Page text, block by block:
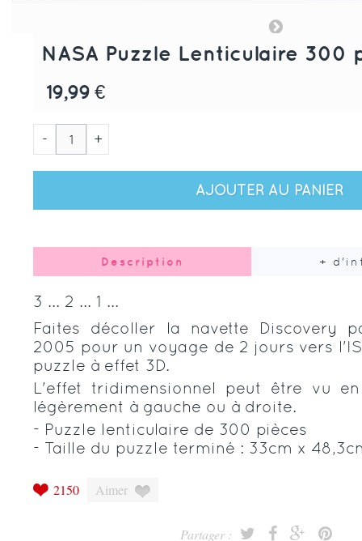
NASA Puzzle Lenticulaire 300
19,99 €
- +
AJOUTER AU PANIER
Description +
3 ... 2 ... 1 ...
Faites décoller la navette Discovery
2005 pour un voyage de 2 jours vers
puzzle à effet 3D.
L'effet tridimensionnel peut être vu
légèrement à gauche ou à droite.
- Puzzle lenticulaire de 300 pièces
- Taille du puzzle terminé : 33cm x
Partager :
Aimer
2150